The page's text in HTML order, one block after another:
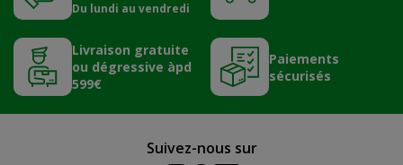
Du lundi au vendredi
Livraison gratuite
ou dégressive àpd
599€
Paiements
sécurisés
Suivez-nous sur